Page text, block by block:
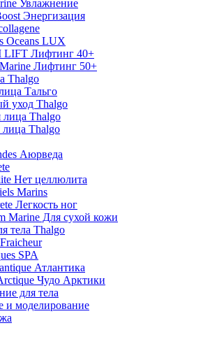
Увлажнение
Энергизация
Oceans LUX
LIFT Лифтинг 40+
Лифтинг 50+
Thalgo
Тальго
уход Thalgo
лица Thalgo
лица Thalgo
Аюрведа
Нет целлюлита
Marins
Легкость ног
Marine Для сухой кожи
тела Thalgo
SPA
Атлантика
Чудо Арктики
для тела
и моделирование